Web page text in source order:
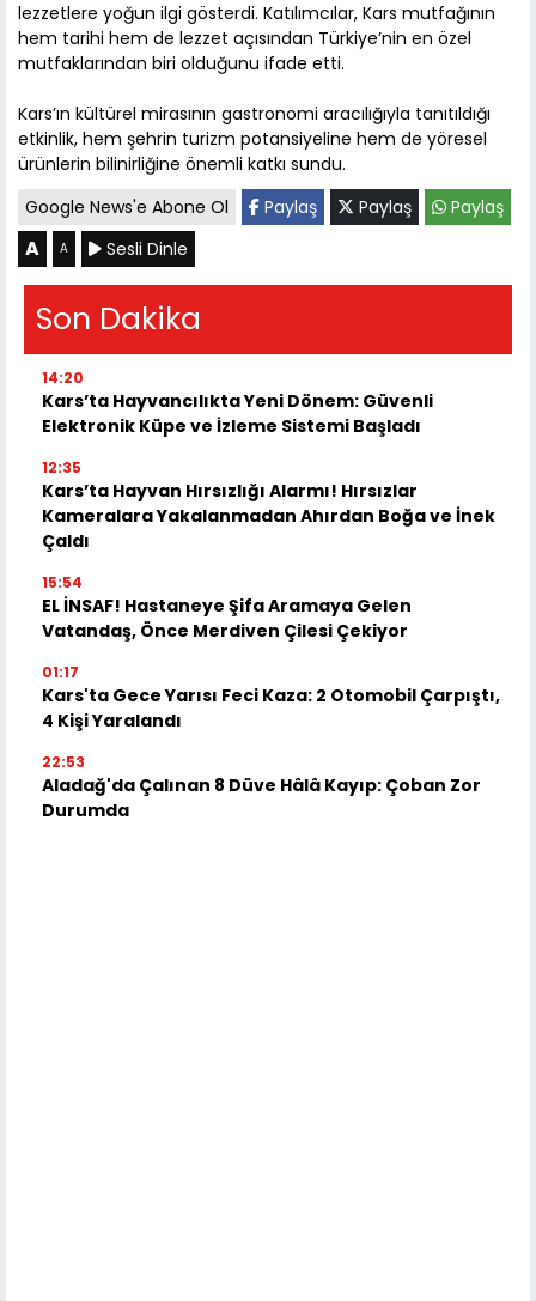
lezzetlere yoğun ilgi gösterdi. Katılımcılar, Kars mutfağının
hem tarihi hem de lezzet açısından Türkiye’nin en özel
mutfaklarından biri olduğunu ifade etti.
Kars’ın kültürel mirasının gastronomi aracılığıyla tanıtıldığı
etkinlik, hem şehrin turizm potansiyeline hem de yöresel
ürünlerin bilinirliğine önemli katkı sundu.
Google News'e Abone Ol
Paylaş Paylaş Paylaş
A A Sesli Dinle
Son Dakika
14:20
Kars’ta Hayvancılıkta Yeni Dönem: Güvenli
Elektronik Küpe ve İzleme Sistemi Başladı
12:35
Kars’ta Hayvan Hırsızlığı Alarmı! Hırsızlar
Kameralara Yakalanmadan Ahırdan Boğa ve İnek
Çaldı
15:54
EL İNSAF! Hastaneye Şifa Aramaya Gelen
Vatandaş, Önce Merdiven Çilesi Çekiyor
01:17
Kars'ta Gece Yarısı Feci Kaza: 2 Otomobil Çarpıştı,
4 Kişi Yaralandı
22:53
Aladağ'da Çalınan 8 Düve Hâlâ Kayıp: Çoban Zor
Durumda